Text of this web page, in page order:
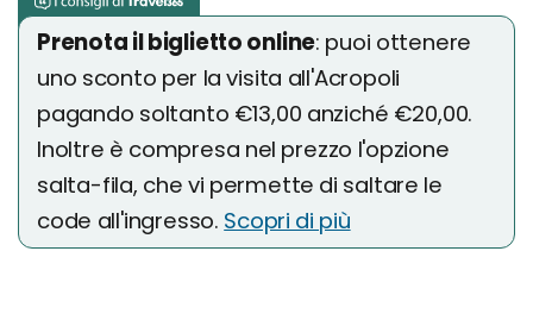
Prenota il biglietto online: puoi ottenere
uno sconto per la visita all'Acropoli
pagando soltanto €13,00 anziché €20,00.
Inoltre è compresa nel prezzo l'opzione
salta-fila, che vi permette di saltare le
code all'ingresso. Scopri di più